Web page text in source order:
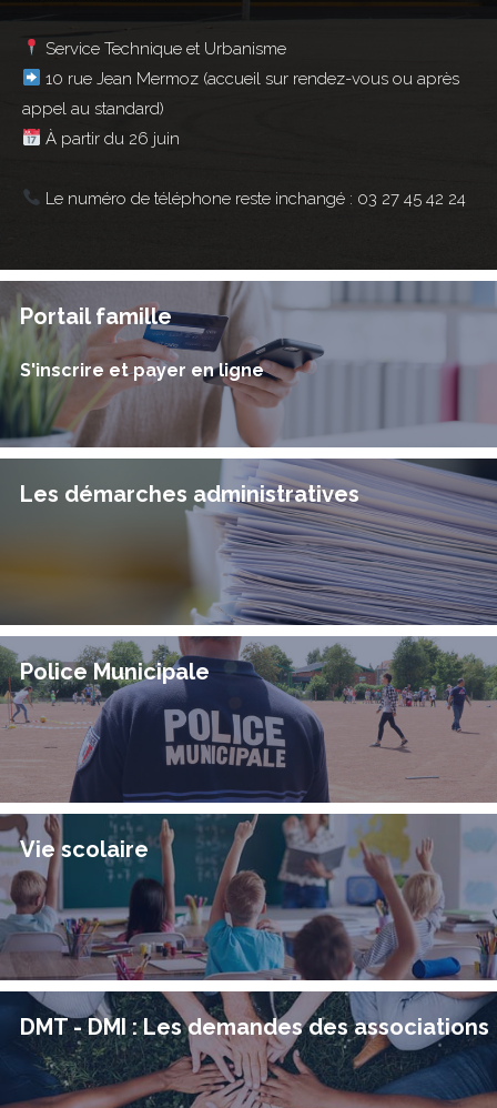
Service Technique et Urbanisme
10 rue Jean Mermoz (accueil sur rendez-vous ou après
appel au standard)
À partir du 26 juin
Le numéro de téléphone reste inchangé : 03 27 45 42 24
Portail famille
S'inscrire et payer en ligne
Les démarches administratives
Police Municipale
Vie scolaire
DMT - DMI : Les demandes des associations